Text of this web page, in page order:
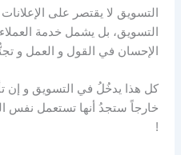
التسويق، بل يشمل خدمة
الإحسان في القول و العمل و
كل هذا يدخُلُ في التسويق و إن
خارجاً ستجدُ أنها تستعمل نفس
!